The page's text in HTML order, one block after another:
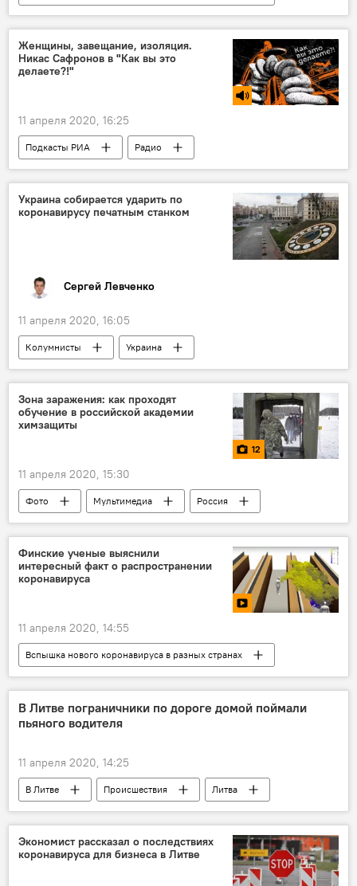
В мире Белоруссия коронавирус
Женщины, завещание, изоляция.
Никас Сафронов в "Как вы это
делаете?!"
11 апреля 2020, 16:25
Подкасты РИА Радио
Украина собирается ударить по
коронавирусу печатным станком
Сергей Левченко
11 апреля 2020, 16:05
Колумнисты
Украина
коронавирус
Зона заражения: как проходят
обучение в российской академии
химзащиты
12
11 апреля 2020, 15:30
Фото Мультимедиа
Россия
химическое оружие
химическая промышленность
радиация
биологическое оружие
Финские ученые выяснили
интересный факт о распространении
коронавируса
11 апреля 2020, 14:55
Вспышка нового коронавируса в разных странах
Видео
Мультимедиа
Финляндия
Литва
В Литве пограничники по дороге домой поймали
пьяного водителя
11 апреля 2020, 14:25
В Литве Происшествия
Литва
пограничники
пьяный водитель
Экономист рассказал о последствиях
коронавируса для бизнеса в Литве